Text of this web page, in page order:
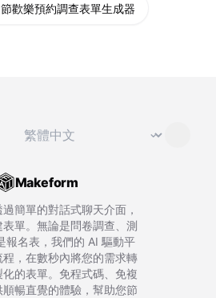
歡樂預約調查表單生成器
切換語言 ⌄
Makeform
簡單的對話式聊天介面，
單。無論是問卷調查、測
報名表，我們的 AI 驅動平
程，在數秒內將您的需求轉
的表單。免程式碼、免複
暢直覺的體驗，幫助您節